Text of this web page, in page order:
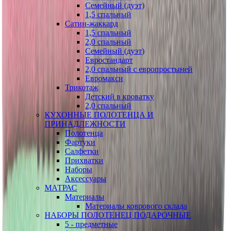
Семейный (дуэт)
1,5 спальный
Сатин-жаккард
1,5 спальный
2,0 спальный
Семейный (дуэт)
Евростандарт
2,0 спальный с европростыней
Евромакси
Трикотаж
Детский в кроватку
2,0 спальный
КУХОННЫЕ ПОЛОТЕНЦА И
ПРИНАДЛЕЖНОСТИ
Полотенца
Фартуки
Салфетки
Прихватки
Наборы
Аксессуары
МАТРАС
Материалы
Материалы коврового склада
НАБОРЫ ПОЛОТЕНЕЦ ПОДАРОЧНЫЕ
5 - предметные